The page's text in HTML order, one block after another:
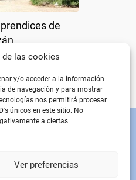
las cookies
y/o acceder a la información
de navegación y para mostrar
nos permitirá procesar
únicos en este sitio. No
a ciertas
Ver preferencias
de